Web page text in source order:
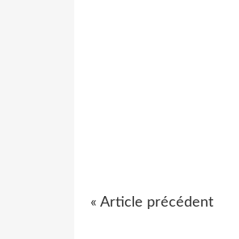
« Article précédent